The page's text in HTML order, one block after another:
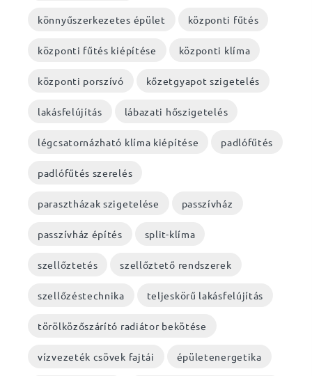
könnyűszerkezetes épület központi fűtés
központi fűtés kiépítése központi klíma
központi porszívó kőzetgyapot szigetelés
lakásfelújítás lábazati hőszigetelés
légcsatornázható klíma kiépítése padlófűtés
padlófűtés szerelés
parasztházak szigetelése passzívház
passzívház építés split-klíma
szellőztetés szellőztető rendszerek
szellőzéstechnika teljeskörű lakásfelújítás
törölközőszárító radiátor bekötése
vízvezeték csövek fajtái épületenergetika